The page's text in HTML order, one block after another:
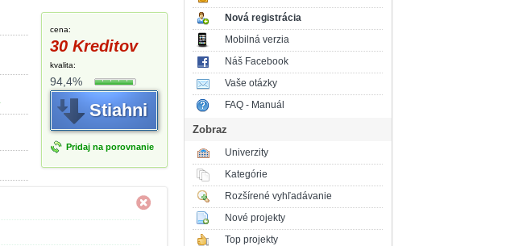
cena:
30 Kreditov
kvalita:
94,4%
Stiahni
Pridaj na porovnanie
Nová registrácia
Mobilná verzia
Náš Facebook
Vaše otázky
FAQ - Manuál
Zobraz
Univerzity
Kategórie
Rozšírené vyhľadávanie
Nové projekty
Top projekty